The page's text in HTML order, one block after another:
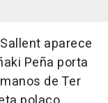
aparece
Peña porta
de Ter